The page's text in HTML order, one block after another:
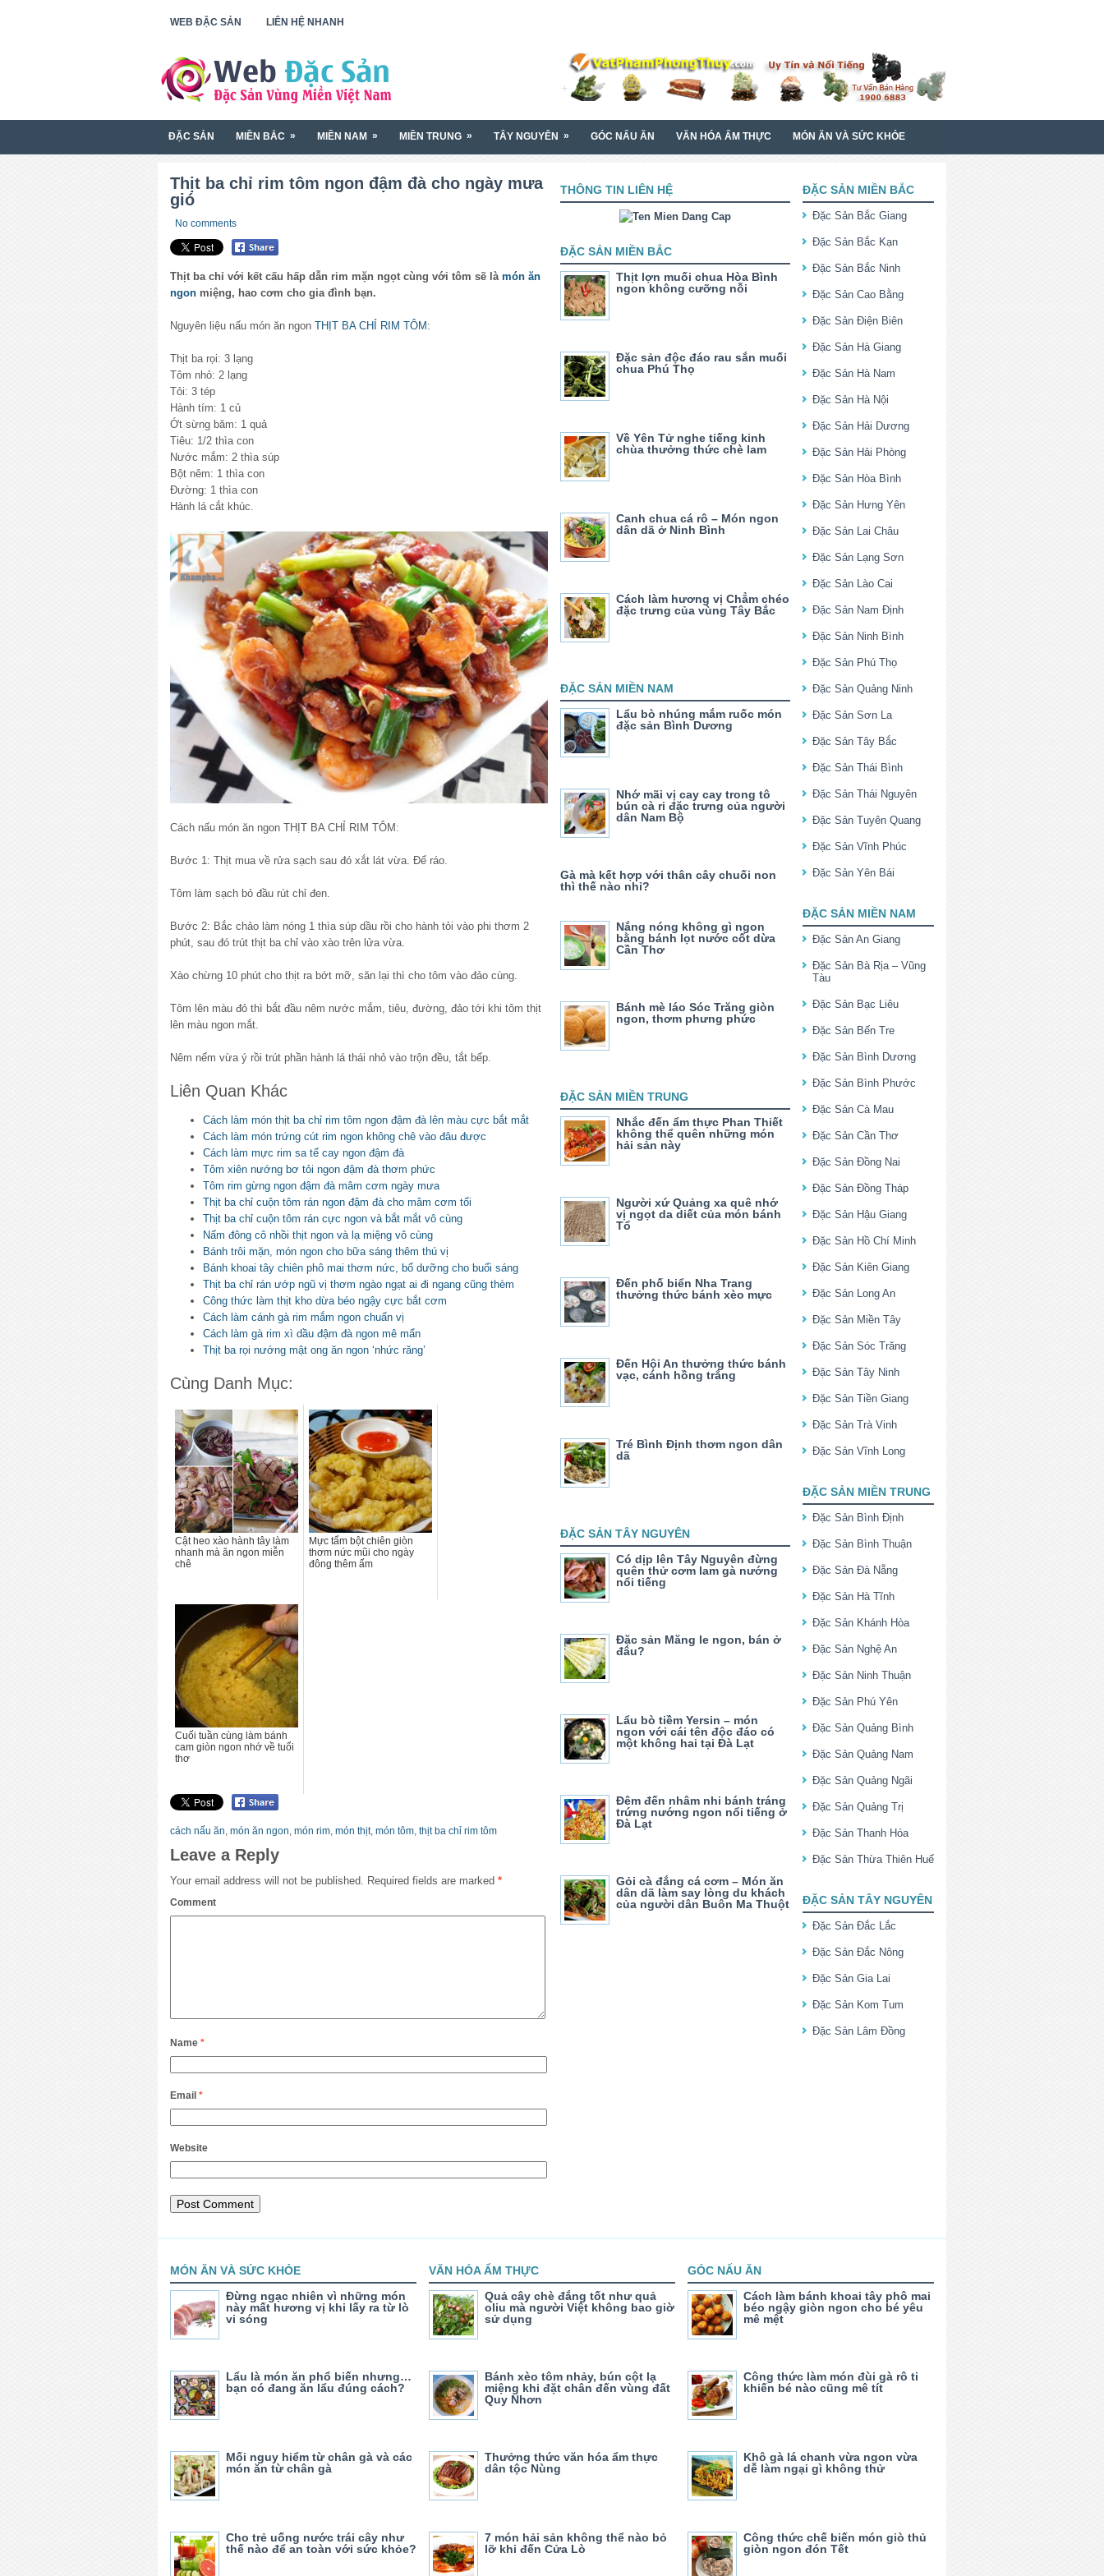
WEB ĐẶC SẢN LIÊN HỆ NHANH
ĐẶC SẢN MIỀN BẮC » MIỀN NAM » MIỀN TRUNG » TÂY NGUYÊN » GÓC NẤU ĂN VĂN HÓA ẨM THỰC MÓN ĂN VÀ SỨC KHỎE
Thịt ba chỉ rim tôm ngon đậm đà cho ngày mưa
gió
No comments
Thịt ba chỉ với kết cấu hấp dẫn rim mặn ngọt cùng với tôm sẽ là món ăn
ngon miệng, hao cơm cho gia đình bạn.
Nguyên liệu nấu món ăn ngon THỊT BA CHỈ RIM TÔM:
Thịt ba rọi: 3 lạng
Tôm nhỏ: 2 lạng
Tỏi: 3 tép
Hành tím: 1 củ
Ớt sừng băm: 1 quả
Tiêu: 1/2 thìa con
Nước mắm: 2 thìa súp
Bột nêm: 1 thìa con
Đường: 1 thìa con
Hành lá cắt khúc.
Cách nấu món ăn ngon THỊT BA CHỈ RIM TÔM:
Bước 1: Thịt mua về rửa sạch sau đó xắt lát vừa. Để ráo.
Tôm làm sạch bỏ đầu rút chỉ đen.
Bước 2: Bắc chảo làm nóng 1 thìa súp dầu rồi cho hành tỏi vào phi thơm 2
phút, sau đó trút thịt ba chỉ vào xào trên lửa vừa.
Xào chừng 10 phút cho thịt ra bớt mỡ, săn lại thì cho tôm vào đảo cùng.
Tôm lên màu đỏ thì bắt đầu nêm nước mắm, tiêu, đường, đảo tới khi tôm thịt
lên màu ngon mắt.
Nêm nếm vừa ý rồi trút phần hành lá thái nhỏ vào trộn đều, tắt bếp.
Liên Quan Khác
Cách làm món thịt ba chỉ rim tôm ngon đậm đà lên màu cực bắt mắt
Cách làm món trứng cút rim ngon không chê vào đâu được
Cách làm mực rim sa tế cay ngon đậm đà
Tôm xiên nướng bơ tỏi ngon đậm đà thơm phức
Tôm rim gừng ngon đậm đà mâm cơm ngày mưa
Thịt ba chỉ cuộn tôm rán ngon đậm đà cho mâm cơm tối
Thịt ba chỉ cuộn tôm rán cực ngon và bắt mắt vô cùng
Nấm đông cô nhồi thịt ngon và lạ miệng vô cùng
Bánh trôi mặn, món ngon cho bữa sáng thêm thú vị
Bánh khoai tây chiên phô mai thơm nức, bổ dưỡng cho buổi sáng
Thịt ba chỉ rán ướp ngũ vị thơm ngào ngạt ai đi ngang cũng thèm
Công thức làm thịt kho dừa béo ngậy cực bắt cơm
Cách làm cánh gà rim mắm ngon chuẩn vị
Cách làm gà rim xì dầu đậm đà ngon mê mẩn
Thịt ba rọi nướng mật ong ăn ngon ‘nhức răng’
Cùng Danh Mục:
Cật heo xào hành tây làm
nhanh mà ăn ngon miễn
chê
Mực tẩm bột chiên giòn
thơm nức mũi cho ngày
đông thêm ấm
Cuối tuần cùng làm bánh
cam giòn ngon nhớ về tuổi
thơ
cách nấu ăn món ăn ngon món rim món thịt, món tôm thịt ba chỉ rim tôm
Leave a Reply
Your email address will not be published. Required fields are marked *
Comment
Name *
Email *
Website
THÔNG TIN LIÊN HỆ
ĐẶC SẢN MIỀN BẮC
Thịt lợn muối chua Hòa Bình
ngon không cưỡng nỗi
Đặc sản độc đáo rau sắn muối
chua Phú Thọ
Về Yên Tử nghe tiếng kinh
chùa thưởng thức chè lam
Canh chua cá rô – Món ngon
dân dã ở Ninh Bình
Cách làm hương vị Chẳm chéo
đặc trưng của vùng Tây Bắc
ĐẶC SẢN MIỀN NAM
Lẩu bò nhúng mắm ruốc món
đặc sản Bình Dương
Nhớ mãi vị cay cay trong tô
bún cà ri đặc trưng của người
dân Nam Bộ
Gà mà kết hợp với thân cây chuối non
thì thế nào nhỉ?
Nắng nóng không gì ngon
bằng bánh lọt nước cốt dừa
Cần Thơ
Bánh mè láo Sóc Trăng giòn
ngon, thơm phưng phức
ĐẶC SẢN MIỀN TRUNG
Nhắc đến ẩm thực Phan Thiết
không thể quên những món
hải sản này
Người xứ Quảng xa quê nhớ
vị ngọt da diết của món bánh
Tổ
Đến phố biển Nha Trang
thưởng thức bánh xèo mực
Đến Hội An thưởng thức bánh
vạc, cánh hồng trắng
Tré Bình Định thơm ngon dân
dã
ĐẶC SẢN TÂY NGUYÊN
Có dịp lên Tây Nguyên đừng
quên thử cơm lam gà nướng
nổi tiếng
Đặc sản Măng le ngon, bán ở
đâu?
Lẩu bò tiềm Yersin – món
ngon với cái tên độc đáo có
một không hai tại Đà Lạt
Đêm đến nhâm nhi bánh tráng
trứng nướng ngon nổi tiếng ở
Đà Lạt
Gỏi cà đắng cá cơm – Món ăn
dân dã làm say lòng du khách
của người dân Buôn Ma Thuột
ĐẶC SẢN MIỀN BẮC
Đặc Sản Bắc Giang
Đặc Sản Bắc Kạn
Đặc Sản Bắc Ninh
Đặc Sản Cao Bằng
Đặc Sản Điện Biên
Đặc Sản Hà Giang
Đặc Sản Hà Nam
Đặc Sản Hà Nội
Đặc Sản Hải Dương
Đặc Sản Hải Phòng
Đặc Sản Hòa Bình
Đặc Sản Hưng Yên
Đặc Sản Lai Châu
Đặc Sản Lạng Sơn
Đặc Sản Lào Cai
Đặc Sản Nam Định
Đặc Sản Ninh Bình
Đặc Sản Phú Thọ
Đặc Sản Quảng Ninh
Đặc Sản Sơn La
Đặc Sản Tây Bắc
Đặc Sản Thái Bình
Đặc Sản Thái Nguyên
Đặc Sản Tuyên Quang
Đặc Sản Vĩnh Phúc
Đặc Sản Yên Bái
ĐẶC SẢN MIỀN NAM
Đặc Sản An Giang
Đặc Sản Bà Rịa – Vũng
Tàu
Đặc Sản Bạc Liêu
Đặc Sản Bến Tre
Đặc Sản Bình Dương
Đặc Sản Bình Phước
Đặc Sản Cà Mau
Đặc Sản Cần Thơ
Đặc Sản Đồng Nai
Đặc Sản Đồng Tháp
Đặc Sản Hậu Giang
Đặc Sản Hồ Chí Minh
Đặc Sản Kiên Giang
Đặc Sản Long An
Đặc Sản Miền Tây
Đặc Sản Sóc Trăng
Đặc Sản Tây Ninh
Đặc Sản Tiền Giang
Đặc Sản Trà Vinh
Đặc Sản Vĩnh Long
ĐẶC SẢN MIỀN TRUNG
Đặc Sản Bình Định
Đặc Sản Bình Thuận
Đặc Sản Đà Nẵng
Đặc Sản Hà Tĩnh
Đặc Sản Khánh Hòa
Đặc Sản Nghệ An
Đặc Sản Ninh Thuận
Đặc Sản Phú Yên
Đặc Sản Quảng Bình
Đặc Sản Quảng Nam
Đặc Sản Quảng Ngãi
Đặc Sản Quảng Trị
Đặc Sản Thanh Hóa
Đặc Sản Thừa Thiên Huế
ĐẶC SẢN TÂY NGUYÊN
Đặc Sản Đắc Lắc
Đặc Sản Đắc Nông
Đặc Sản Gia Lai
Đặc Sản Kom Tum
Đặc Sản Lâm Đồng
MÓN ĂN VÀ SỨC KHỎE
Đừng ngạc nhiên vì những món
này mất hương vị khi lấy ra từ lò
vi sóng
Lẩu là món ăn phổ biến nhưng…
bạn có đang ăn lẩu đúng cách?
Mối nguy hiểm từ chân gà và các
món ăn từ chân gà
Cho trẻ uống nước trái cây như
thế nào để an toàn với sức khỏe?
VĂN HÓA ẨM THỰC
Quả cây chè đắng tốt như quả
oliu mà người Việt không bao giờ
sử dụng
Bánh xèo tôm nhảy, bún cột lạ
miệng khi đặt chân đến vùng đất
Quy Nhơn
Thưởng thức văn hóa ẩm thực
dân tộc Nùng
7 món hải sản không thể nào bỏ
lỡ khi đến Cửa Lò
GÓC NẤU ĂN
Cách làm bánh khoai tây phô mai
béo ngậy giòn ngon cho bé yêu
mê mệt
Công thức làm món đùi gà rô ti
khiến bé nào cũng mê tít
Khô gà lá chanh vừa ngon vừa
dễ làm ngại gì không thử
Công thức chế biến món giò thủ
giòn ngon đón Tết